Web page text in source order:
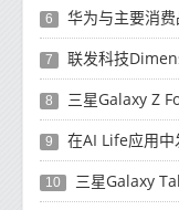
6 华为与主要消费品牌
7 联发科技
8 三星Galaxy Z
9 在AI Life应用
10 三星Galaxy